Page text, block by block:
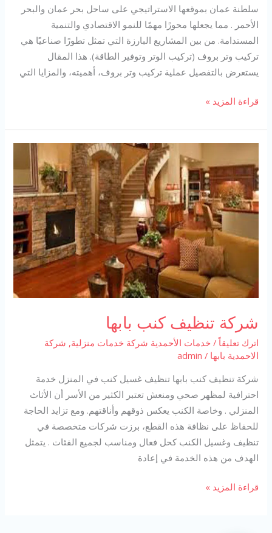
سلطنة عمان بموقعها الاستراتيجي على ساحل بحر عمان والبحر
الأحمر . مما يجعلها محورًا مهمًا للنمو الاقتصادي والتنمية
المستدامة. من بين المشاريع البارزة التي تمثل تطورًا صناعيًا هي
تركيب وتر بروف (تركيب الوتر وتوفير الطاقة). هذا المقال
يستعرض بالتفصيل عملية تركيب وتر بروف، أهميته، والمزايا التي
تركيب
بروف
عمان
قراءة المزيد »
شركة تنظيف كنب بابها
اترك تعليقاً / خدمات الأحمدية شركة خدمات منزلية, شركة
الاحمدية بابها /
admin
شركة تنظيف كنب بابها تنظيف غسيل كنب في المنزل خدمة
احترافية لمظهر صحي ومنعش تعتبر الكثير من الأسر أن الأثاث
المنزلي . وخاصة الكنب يعكس ذوقهم وأناقتهم. ومع تزايد الحاجة
للحفاظ على نظافة هذه القطع، برزت شركات متخصصة في
تنظيف وغسيل الكنب كحل فعال ومناسب لجميع الفئات . يتمثل
الهدف من هذه الخدمة في إعادة
شركة
قراءة المزيد »